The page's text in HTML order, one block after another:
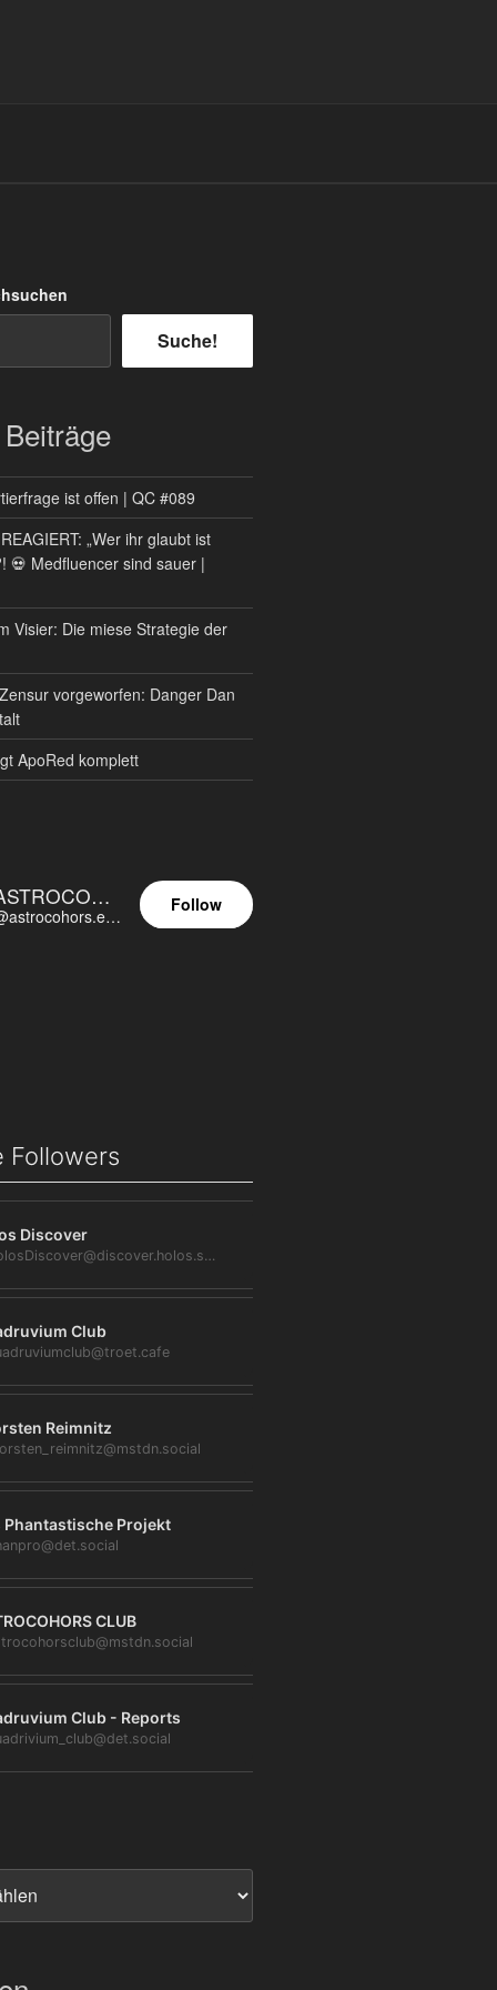
Suche!
ist offen | QC #089
„Wer ihr glaubt ist
💀 Medfluencer sind sauer |
Visier: Die miese Strategie der
vorgeworfen: Danger Dan
ApoRed komplett
ASTROCOHORS EUNOIA ULTIMA
@astrocohors.eu@astrocohors.eu
Follow
Followers
Discover
@HolosDiscover@discover.holos.social
Club
Reimnitz
Phantastische Projekt
CLUB
Club - Reports